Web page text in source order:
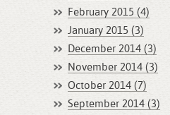
February 2015 (4)
January 2015 (3)
December 2014 (3)
November 2014 (3)
October 2014 (7)
September 2014 (3)